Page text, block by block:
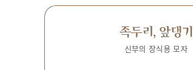
족두리, 앞댕기
신부의 장식용 모자